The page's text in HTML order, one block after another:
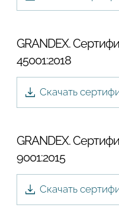
GRANDEX.
45001:2018
Скачать
GRANDEX.
9001:2015
Скачать